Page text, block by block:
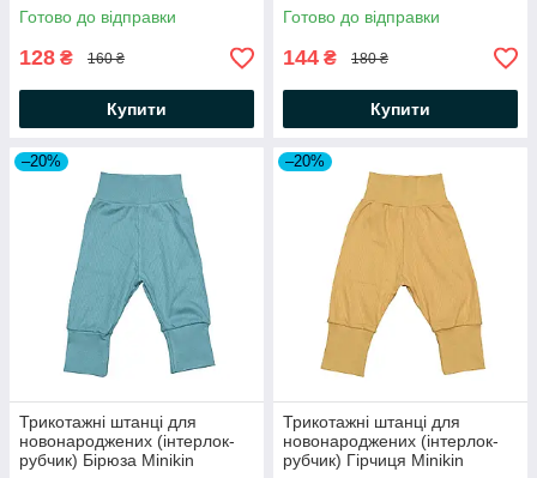
Готово до відправки
128 ₴ 160 ₴
Купити
Готово до відправки
144 ₴ 180 ₴
Купити
–20%
Трикотажні штанці для
новонароджених (інтерлок-
рубчик) Бірюза Minikin
–20%
Трикотажні штанці для
новонароджених (інтерлок-
рубчик) Гірчиця Minikin